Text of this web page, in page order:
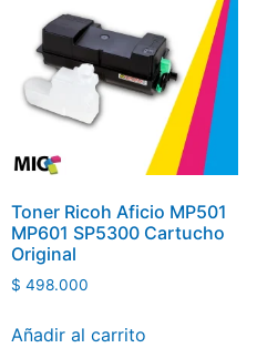
Toner Ricoh Aficio MP501
MP601 SP5300 Cartucho
Original
$ 498.000
Añadir al carrito